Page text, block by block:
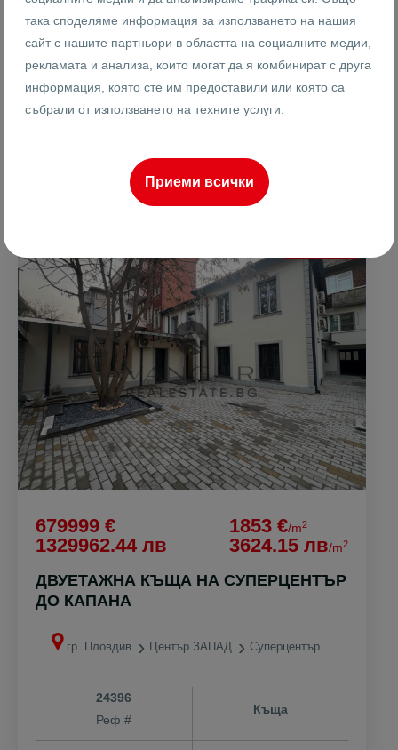
1 от2
Етаж
185 m
Площ
679999 €
1329962.44 лв
1853 €/m2
3624.15 лв/m2
ДВУЕТАЖНА КЪЩА НА СУПЕРЦЕНТЪР
ДО КАПАНА
гр. Пловдив Център ЗАПАД Суперцентър
24396
Реф #
Къща
така споделяме информация за използването на нашия
сайт с нашите партньори в областта на социалните медии,
рекламата и анализа, които могат да я комбинират с друга
информация, която сте им предоставили или която са
събрали от използването на техните услуги.
Приеми всички